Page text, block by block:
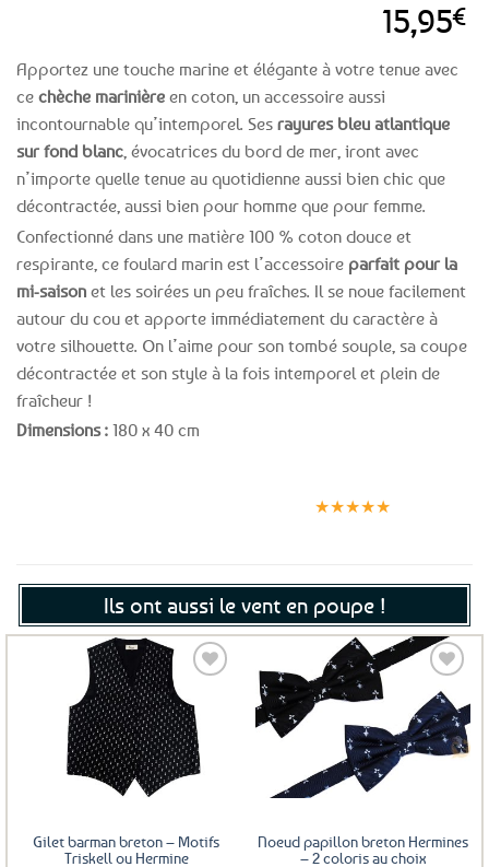
Apportez une touche marine et élégante à votre tenue avec
ce chèche marinière en coton, un accessoire aussi
incontournable qu’intemporel. Ses rayures bleu atlantique
sur fond blanc, évocatrices du bord de mer, iront avec
n’importe quelle tenue au quotidienne aussi bien chic que
décontractée, aussi bien pour homme que pour femme.
Confectionné dans une matière 100 % coton douce et
respirante, ce foulard marin est l’accessoire parfait pour la
mi-saison et les soirées un peu fraîches. Il se noue facilement
autour du cou et apporte immédiatement du caractère à
votre silhouette. On l’aime pour son tombé souple, sa coupe
décontractée et son style à la fois intemporel et plein de
fraîcheur !
Dimensions : 180 x 40 cm
15,95€
★★★★★
Ils ont aussi le vent en poupe !
Ajouter
aux
favoris
Gilet barman breton – Motifs
Triskell ou Hermine
Ajouter
aux
favoris
Noeud papillon breton Hermines
– 2 coloris au choix